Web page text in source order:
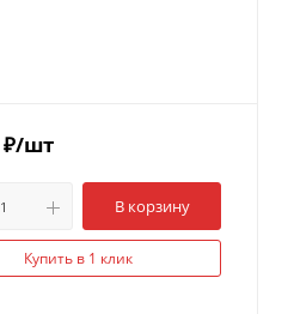
₽/шт
В корзину
Купить в 1 клик